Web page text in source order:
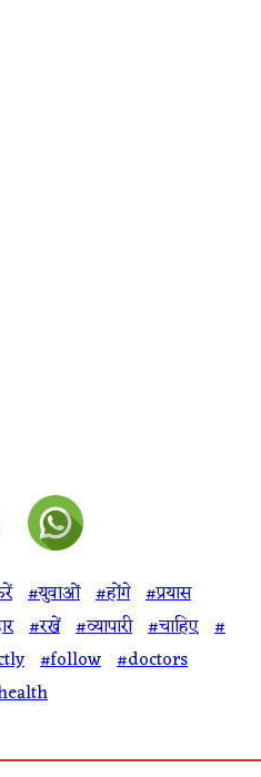
#युवाओं #होंगे #प्रयास
#रखें #व्यापारी #चाहिए #
#follow #doctors